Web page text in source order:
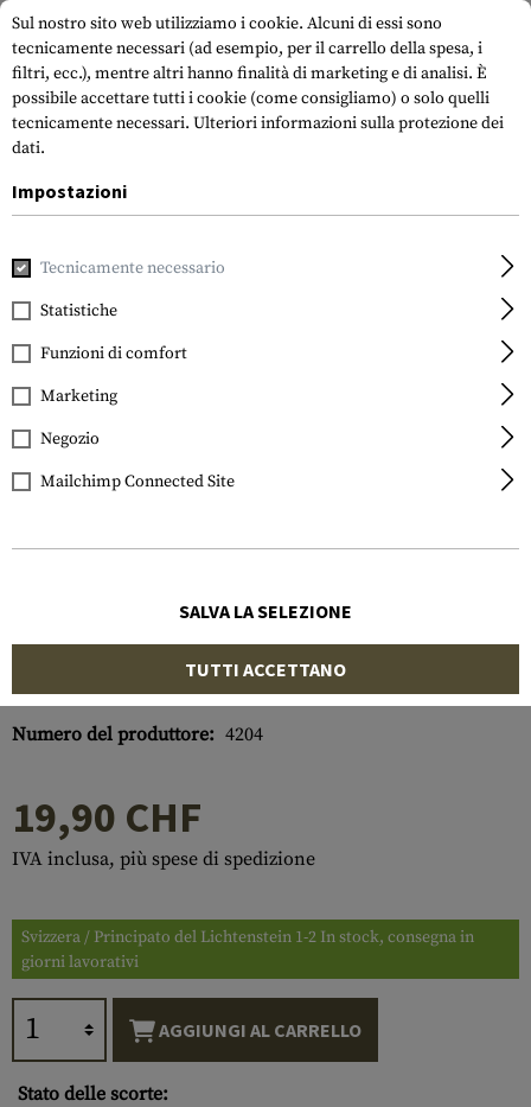
Glock
Steel Rear Sight 6.9mm
Numero di articolo:
10266900000
Numero del produttore: 4204
19,90 CHF
IVA inclusa, più spese di spedizione
Svizzera / Principato del Lichtenstein 1-2 In stock, consegna in
giorni lavorativi
AGGIUNGI AL CARRELLO
Stato delle scorte:
Sul nostro sito web utilizziamo i cookie. Alcuni di essi sono
tecnicamente necessari (ad esempio, per il carrello della spesa, i
filtri, ecc.), mentre altri hanno finalità di marketing e di analisi. È
possibile accettare tutti i cookie (come consigliamo) o solo quelli
tecnicamente necessari. Ulteriori informazioni sulla protezione dei
dati.
Impostazioni
Tecnicamente necessario
Statistiche
Funzioni di comfort
Marketing
Negozio
Mailchimp Connected Site
SALVA LA SELEZIONE
TUTTI ACCETTANO